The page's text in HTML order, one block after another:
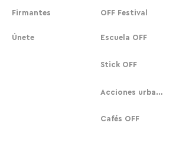
Firmantes
Únete
OFF Festival
Escuela OFF
Stick OFF
Acciones urbanas
Cafés OFF